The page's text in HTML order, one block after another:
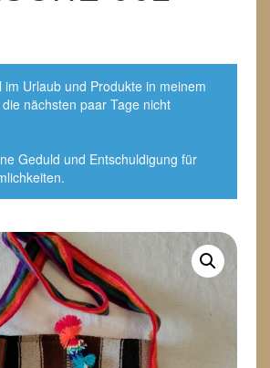
im Urlaub und Produkte in meinem
nächsten paar Tage nicht
Geduld und Entschuldigung für